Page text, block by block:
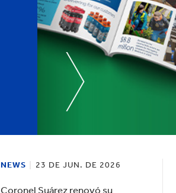
NEWS 23 DE JUN. DE 2026
Coronel Suárez renovó su